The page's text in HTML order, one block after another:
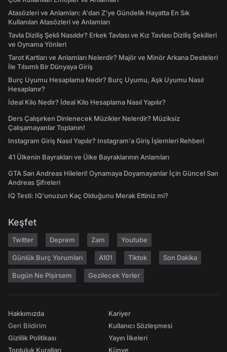
Atasözleri ve Anlamları: A'dan Z'ye Gündelik Hayatta En Sık
Kullanılan Atasözleri ve Anlamları
Tavla Diziliş Şekli Nasıldır? Erkek Tavlası ve Kız Tavlası Diziliş Şekilleri
ve Oynama Yönleri
Tarot Kartları ve Anlamları Nelerdir? Majör ve Minör Arkana Desteleri
İle Tılsımlı Bir Dünyaya Giriş
Burç Uyumu Hesaplama Nedir? Burç Uyumu, Aşk Uyumu Nasıl
Hesaplanır?
İdeal Kilo Nedir? İdeal Kilo Hesaplama Nasıl Yapılır?
Ders Çalışırken Dinlenecek Müzikler Nelerdir? Müziksiz
Çalışamayanlar Toplanın!
Instagram Giriş Nasıl Yapılır? Instagram'a Giriş İşlemleri Rehberi
41 Ülkenin Bayrakları ve Ülke Bayraklarının Anlamları
GTA San Andreas Hileleri! Oynamaya Doyamayanlar İçin Güncel San
Andreas Şifreleri
IQ Testi: IQ'unuzun Kaç Olduğunu Merak Ettiniz mi?
Keşfet
Twitter Deprem Zam Youtube
Günlük Burç Yorumları A101 Tiktok Son Dakika
Bugün Ne Pişirsem Gezilecek Yerler
Hakkımızda
Geri Bildirim
Gizlilik Politikası
Topluluk Kuralları
Kariyer
Kullanıcı Sözleşmesi
Yayın İlkeleri
Künye